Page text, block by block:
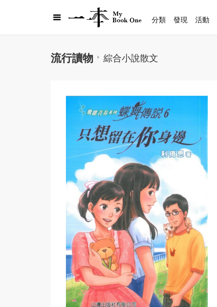
流行讀物 綜合小說散文
分類 發現 活動